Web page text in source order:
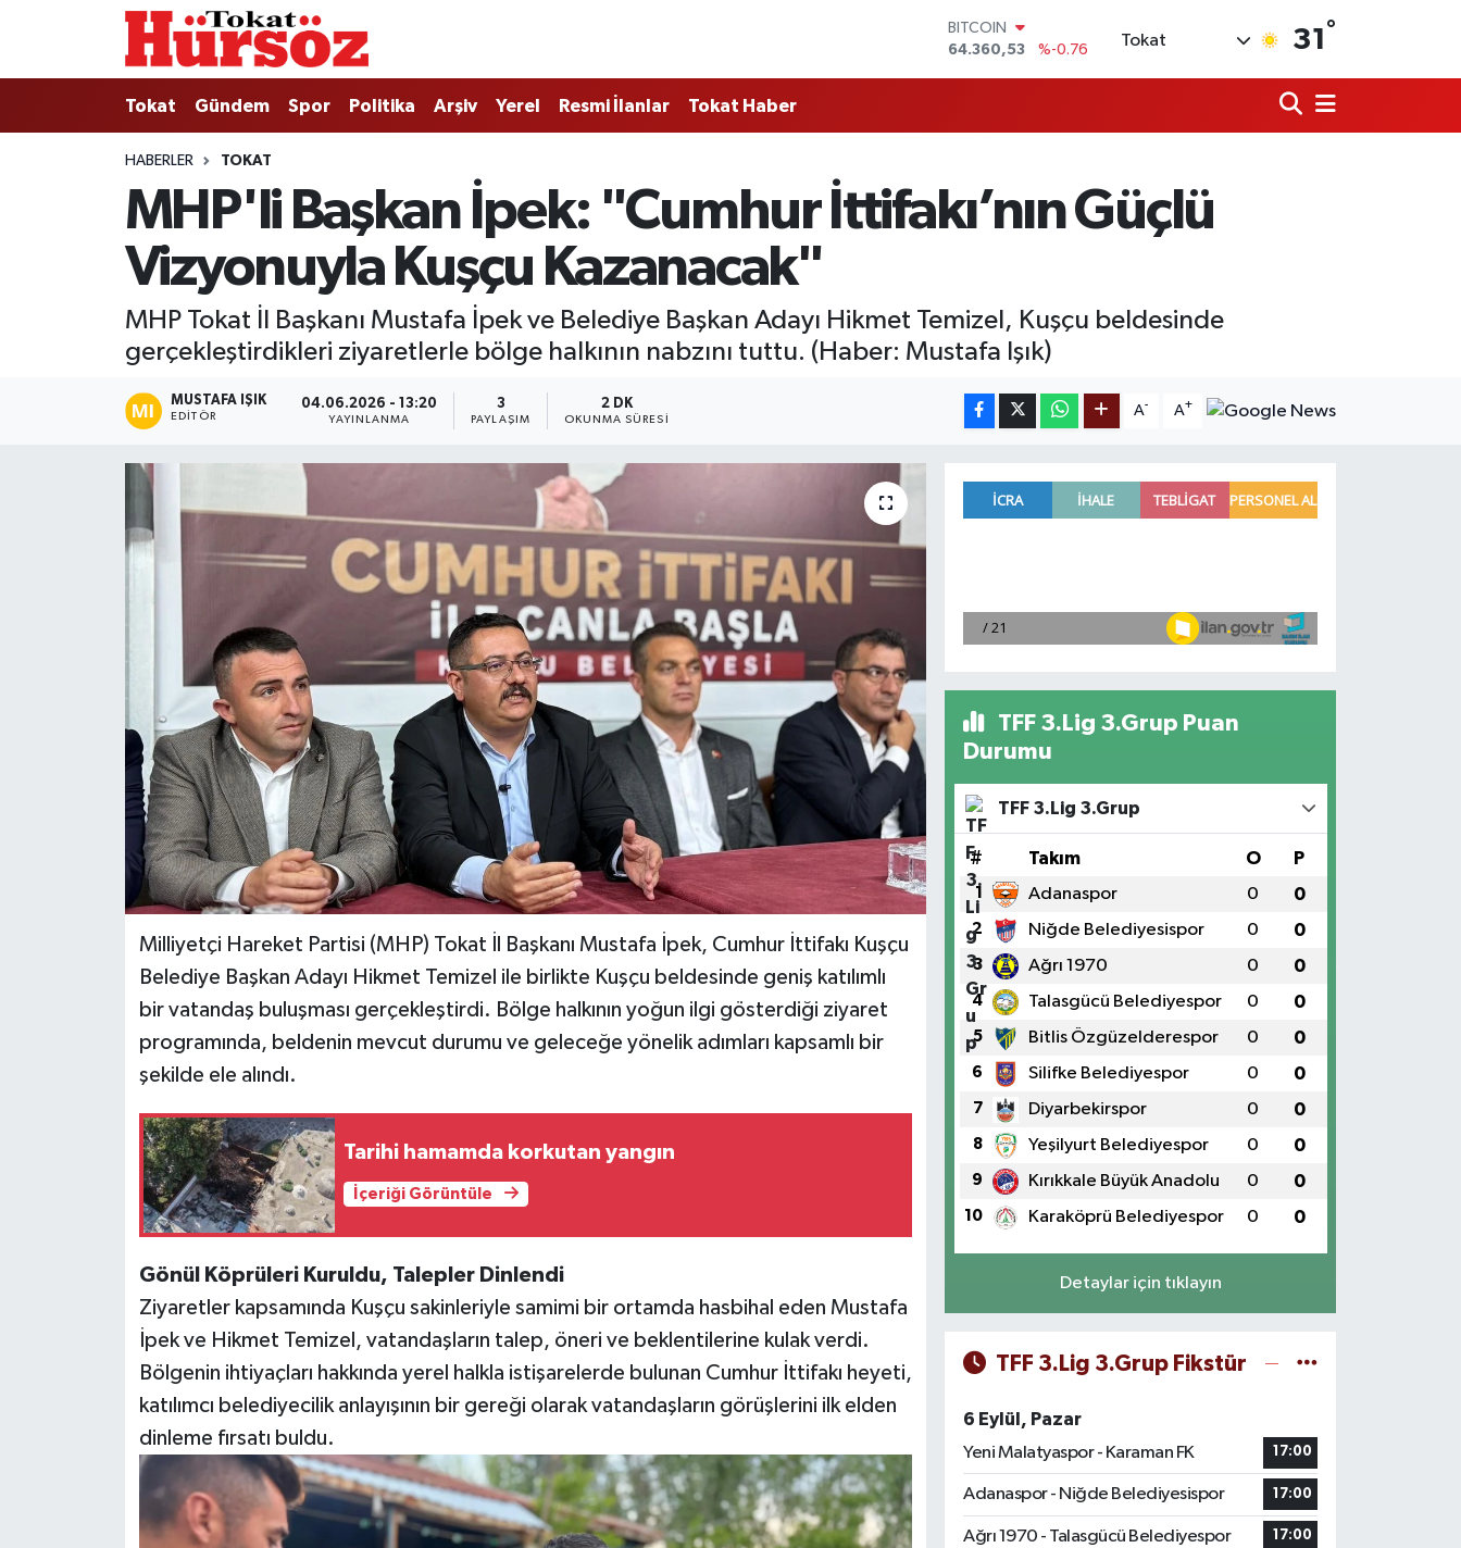
DOLAR
47,7069
%0.17
64,1897
%0.02
BİST100
13.887
Tokat 31 °
Tokat Gündem Spor Politika Arşiv Yerel Resmi İlanlar Tokat Haber
HABERLER TOKAT
MHP'li Başkan İpek: "Cumhur İttifakı’nın Güçlü
Vizyonuyla Kuşçu Kazanacak"
MHP Tokat İl Başkanı Mustafa İpek ve Belediye Başkan Adayı Hikmet Temizel, Kuşçu beldesinde
gerçekleştirdikleri ziyaretlerle bölge halkının nabzını tuttu. (Haber: Mustafa Işık)
MUSTAFA IŞIK
EDITÖR
04.06.2026 - 13:20
YAYINLANMA
3
PAYLAŞIM
2 DK
OKUNMA SÜRESI
A- A+
Milliyetçi Hareket Partisi (MHP) Tokat İl Başkanı Mustafa İpek, Cumhur İttifakı Kuşçu
Belediye Başkan Adayı Hikmet Temizel ile birlikte Kuşçu beldesinde geniş katılımlı
bir vatandaş buluşması gerçekleştirdi. Bölge halkının yoğun ilgi gösterdiği ziyaret
programında, beldenin mevcut durumu ve geleceğe yönelik adımları kapsamlı bir
şekilde ele alındı.
Tarihi hamamda korkutan yangın
İçeriği Görüntüle
Gönül Köprüleri Kuruldu, Talepler Dinlendi
Ziyaretler kapsamında Kuşçu sakinleriyle samimi bir ortamda hasbihal eden Mustafa
İpek ve Hikmet Temizel, vatandaşların talep, öneri ve beklentilerine kulak verdi.
Bölgenin ihtiyaçları hakkında yerel halkla istişarelerde bulunan Cumhur İttifakı heyeti,
katılımcı belediyecilik anlayışının bir gereği olarak vatandaşların görüşlerini ilk elden
dinleme fırsatı buldu.
TFF 3.Lig 3.Grup Puan
Durumu
TFF 3.Lig 3.Grup
# Takım O P
1 Adanaspor 0 0
2 Niğde Belediyesispor 0 0
3 Ağrı 1970 0 0
4 Talasgücü Belediyespor 0 0
5 Bitlis Özgüzelderespor 0 0
6 Silifke Belediyespor 0 0
7 Diyarbekirspor 0 0
8 Yeşilyurt Belediyespor 0 0
9 Kırıkkale Büyük Anadolu 0 0
10 Karaköprü Belediyespor 0 0
Detaylar için tıklayın
TFF 3.Lig 3.Grup Fikstür
6 Eylül, Pazar
Yeni Malatyaspor - Karaman FK
17:00
Adanaspor - Niğde Belediyesispor 17:00
Ağrı 1970 - Talasgücü Belediyespor 17:00
Tokat
Türkiye Gündemi
Gündem
Politika
Tokat Spor
Ekonomi
Nöbetçi Eczaneler
Hava Durumu
Tokat Namaz Vakitleri
Trafik Durumu
Süper Lig Puan Durumu ve Fikstür
Tüm Manşetler
Son Dakika Haberleri
Haber Arşivi